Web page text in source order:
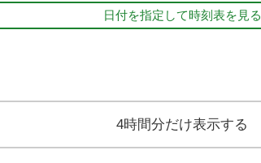
日付を指定して時刻表を見る
4時間分だけ表示する